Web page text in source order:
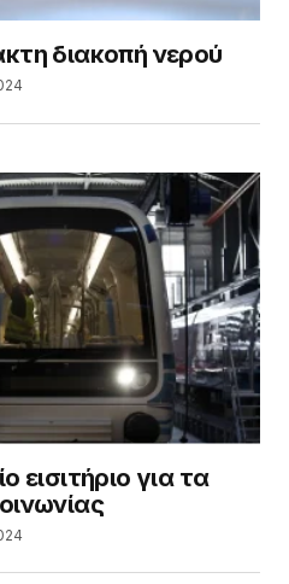
διακοπή νερού
εισιτήριο για τα